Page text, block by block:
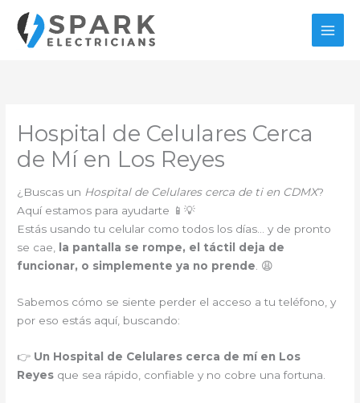
contenido
Hospital de Celulares Cerca
de Mí en Los Reyes
¿Buscas un Hospital de Celulares cerca de ti en CDMX?
Aquí estamos para ayudarte 📱💡
Estás usando tu celular como todos los días… y de pronto
se cae, la pantalla se rompe, el táctil deja de
funcionar, o simplemente ya no prende. 😩
Sabemos cómo se siente perder el acceso a tu teléfono, y
por eso estás aquí, buscando:
👉 Un Hospital de Celulares cerca de mí en Los
Reyes que sea rápido, confiable y no cobre una fortuna.